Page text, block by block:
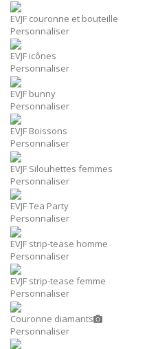
EVJF couronne et bouteille
Personnaliser
EVJF icônes
Personnaliser
EVJF bunny
Personnaliser
EVJF Boissons
Personnaliser
EVJF Silouhettes femmes
Personnaliser
EVJF Tea Party
Personnaliser
EVJF strip-tease homme
Personnaliser
EVJF strip-tease femme
Personnaliser
Couronne diamants
Personnaliser